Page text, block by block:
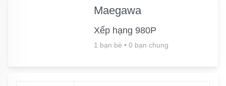
Maegawa
Xếp hạng 980P
1 bạn bè • 0 bạn chung